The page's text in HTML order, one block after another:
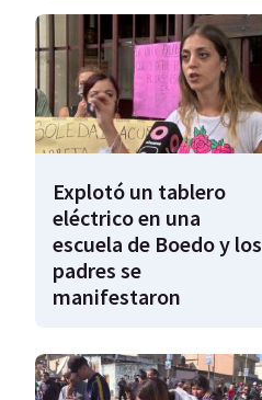
Explotó un tablero
eléctrico en una
escuela de Boedo y los
padres se
manifestaron